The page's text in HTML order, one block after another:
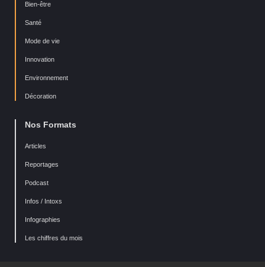
Bien-être
Santé
Mode de vie
Innovation
Environnement
Décoration
Nos Formats
Articles
Reportages
Podcast
Infos / Intoxs
Infographies
Les chiffres du mois